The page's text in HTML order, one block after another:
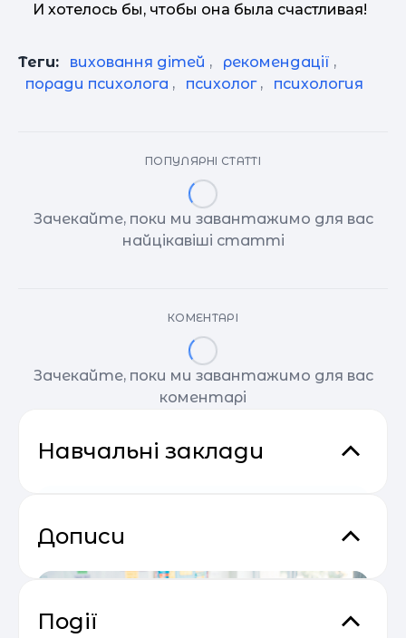
И хотелось бы, чтобы она была счастливая!
Теги: виховання дітей , рекомендації ,
поради психолога , психолог , психология
ПОПУЛЯРНІ СТАТТІ
Зачекайте, поки ми завантажимо для вас
найцікавіші статті
КОМЕНТАРІ
Зачекайте, поки ми завантажимо для вас
коментарі
Навчальні заклади
Дописи
Події